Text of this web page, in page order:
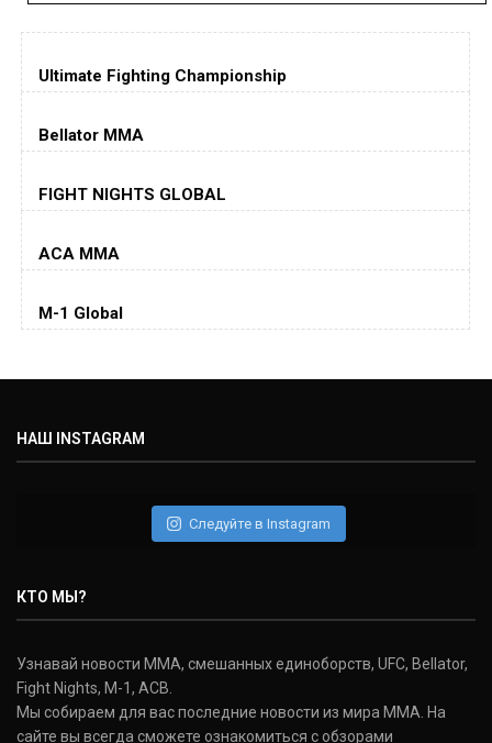
Tyron Woodley
(19-5-1, 0)
Дастин Порье
(26-6-0, 1)
Jorge Masvidal
Колби Ковингтон
Дэниель Кормье
(22-2-0, 1)
Donald Cerrone
(36-15-0, 1)
Ultimate Fighting Championship
Bellator MMA
FIGHT NIGHTS GLOBAL
ACA MMA
M-1 Global
НАШ INSTAGRAM
Следуйте в Instagram
КТО МЫ?
Узнавай новости ММА, смешанных единоборств, UFC, Bellator,
Fight Nights, M-1, ACB.
Мы собираем для вас последние новости из мира ММА. На
сайте вы всегда сможете ознакомиться с обзорами